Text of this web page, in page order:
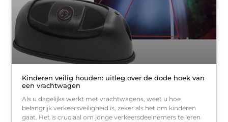
Kinderen veilig houden: uitleg over de dode hoek van
een vrachtwagen
Als u dagelijks werkt met vrachtwagens, weet u hoe
belangrijk verkeersveiligheid is, zeker als het om kinderen
gaat. Het is cruciaal om jonge verkeersdeelnemers te leren